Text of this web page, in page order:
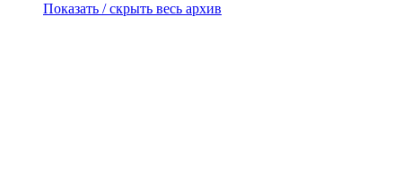
Показать / скрыть весь архив